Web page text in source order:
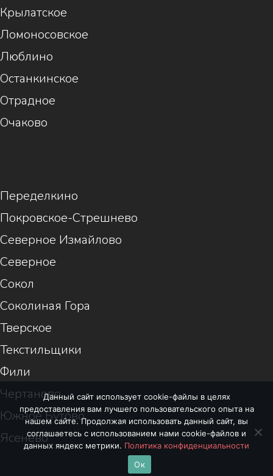
Крылатское
Ломоносовское
Люблино
Останкинское
Отрадное
Очаково
Переделкино
Покровское-Стрешнево
Северное Измайлово
Северное
Сокол
Соколиная Гора
Тверское
Текстильщики
Фили
Чертаново
Южное Бутово
Ясенево
Данный сайт использует cookie-файлы в целях
предоставления вам лучшего пользовательского опыта на
нашем сайте. Продолжая использовать данный сайт, вы
соглашаетесь с использованием нами cookie-файлов и
данных яндекс метрики. Политика конфиденциальности
Ок